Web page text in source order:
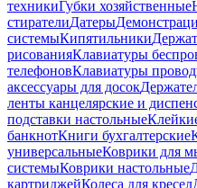
техникиГубки хозяйственные
стирателиДатеры
системыКипятильники
рисованияКлавиатуры
телефоновКлавиатуры
аксессуары для досок
ленты канцелярские и
подставки настольные
банкнотКниги бухгалтерские
универсальныеКоврики для
системыКоврики настольные
картриджейКолеса для кресел